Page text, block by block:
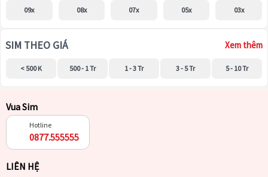
09x 08x 07x 05x 03x
SIM THEO GIÁ Xem thêm
< 500 K 500 - 1 Tr 1 - 3 Tr 3 - 5 Tr 5 - 10 Tr
Vua Sim
Hotline
0877.555555
LIÊN HỆ